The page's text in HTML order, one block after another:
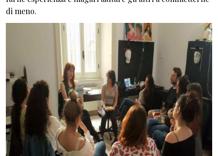
di meno.